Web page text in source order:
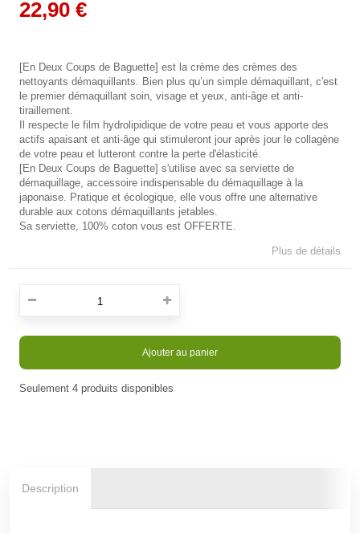
22,90 €
[En Deux Coups de Baguette] est la crème des crèmes des
nettoyants démaquillants. Bien plus qu’un simple démaquillant, c'est
le premier démaquillant soin, visage et yeux, anti-âge et anti-
tiraillement.
Il respecte le film hydrolipidique de votre peau et vous apporte des
actifs apaisant et anti-âge qui stimuleront jour après jour le collagène
de votre peau et lutteront contre la perte d'élasticité.
[En Deux Coups de Baguette] s'utilise avec sa serviette de
démaquillage, accessoire indispensable du démaquillage à la
japonaise. Pratique et écologique, elle vous offre une alternative
durable aux cotons démaquillants jetables.
Sa serviette, 100% coton vous est OFFERTE.
Plus de détails
Ajouter au panier
Seulement 4 produits disponibles
Description